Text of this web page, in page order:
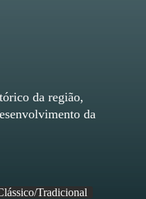
da região,
da
Tradicional